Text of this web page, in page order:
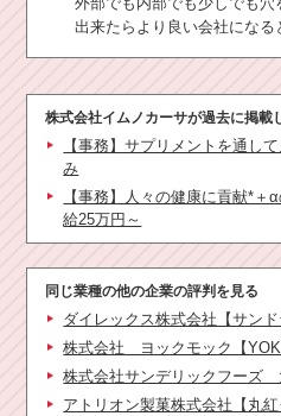
出来たらより良い会社になる
株式会社イムノカーサが過去に掲載
【事務】サプリメントを通し
み
【事務】人々の健康に貢献*＋
給25万円～
同じ業種の他の企業の評判を見る
ダイレックス株式会社【サンド
株式会社 ヨックモック【
株式会社サンデリックフーズ
アトリオン製菓株式会社【丸紅